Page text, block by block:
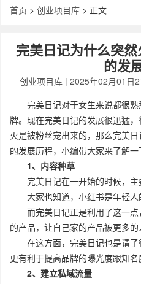
首页 > 创业项目库 > 正文
完美日记为什么突
的发
创业项目库 | 2025年02月01日
完美日记对于女生来说都很熟
牌。现在完美日记的发展很迅猛
火是被粉丝宠出来的，那么完美
的发展历程，小编带大家来了解一
1、内容种草
完美日记在一开始的时候，主
大家也知道，小红书是年轻人
而完美日记正是利用了这一点
的产品，让自己家的产品被更多的
在这方面，完美日记也是请了
更有利于提高品牌的曝光度跟知名
2、建立私域流量